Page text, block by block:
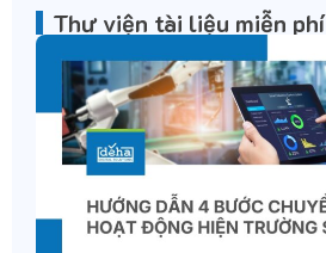
Thư viện tài liệu miễn phí